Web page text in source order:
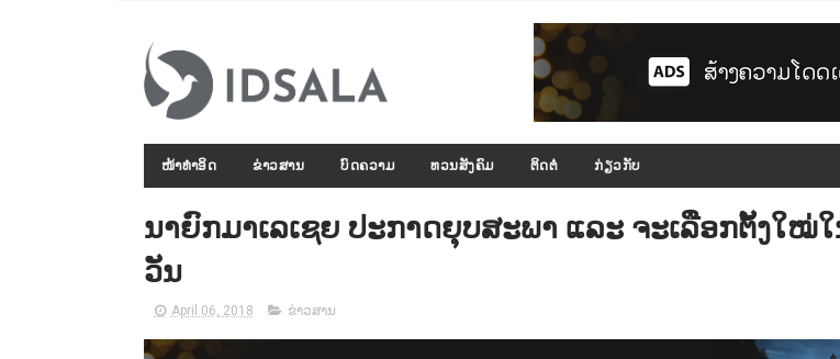
ໜ້າທຳອິດ ຂ່າວສານ ບົດຄວາມ ທວນສັງຄົມ ຕິດຕໍ່ ກ່ຽວກັບ
ນາຍົກມາເລເຊຍ ປະກາດຍຸບສະພາ ແລະ ຈະເລືອກຕັ້ງໃໝ່
ວັນ
April 06, 2018 ຂ່າວສານ